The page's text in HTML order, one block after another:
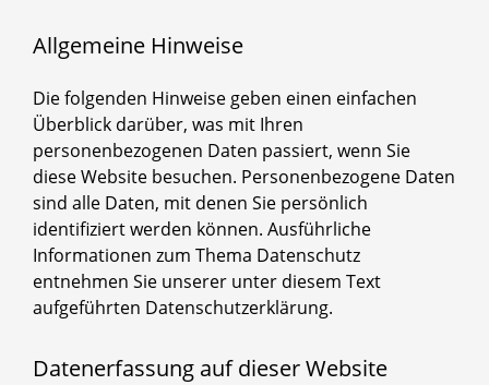
Allgemeine Hinweise
Die folgenden Hinweise geben einen einfachen
Überblick darüber, was mit Ihren
personenbezogenen Daten passiert, wenn Sie
diese Website besuchen. Personenbezogene Daten
sind alle Daten, mit denen Sie persönlich
identifiziert werden können. Ausführliche
Informationen zum Thema Datenschutz
entnehmen Sie unserer unter diesem Text
aufgeführten Datenschutzerklärung.
Datenerfassung auf dieser Website